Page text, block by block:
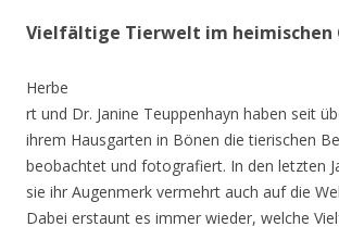
Vielfältige Tierwelt im heimischen
Herbe
rt und Dr. Janine Teuppenhayn haben seit
ihrem Hausgarten in Bönen die tierischen
beobachtet und fotografiert. In den letzten
sie ihr Augenmerk vermehrt auch auf die
Dabei erstaunt es immer wieder, welche